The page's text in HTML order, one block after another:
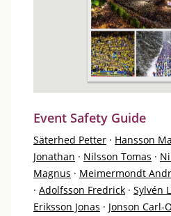
Event Safety Guide
Säterhed Petter · Hansson
Jonathan · Nilsson Tomas ·
Magnus · Meimermondt
· Adolfsson Fredrick · Sylvén
Eriksson Jonas · Jonson Carl-